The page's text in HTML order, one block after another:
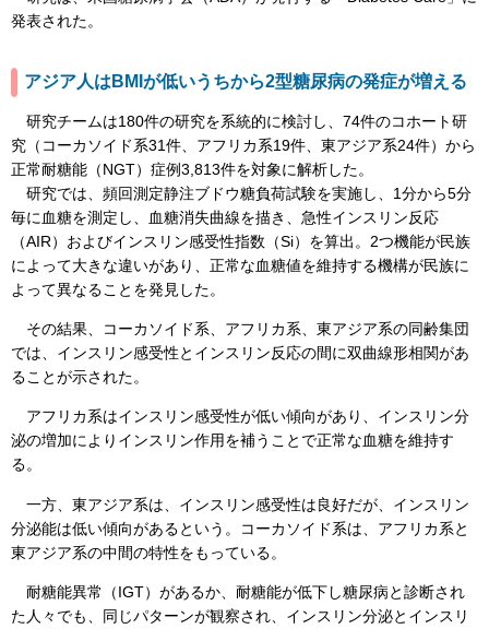
発表された。
アジア人はBMIが低いうちから2型糖尿病の発症が増える
研究チームは180件の研究を系統的に検討し、74件のコホート研
究（コーカソイド系31件、アフリカ系19件、東アジア系24件）から
正常耐糖能（NGT）症例3,813件を対象に解析した。
研究では、頻回測定静注ブドウ糖負荷試験を実施し、1分から5分
毎に血糖を測定し、血糖消失曲線を描き、急性インスリン反応
（AIR）およびインスリン感受性指数（Si）を算出。2つ機能が民族
によって大きな違いがあり、正常な血糖値を維持する機構が民族に
よって異なることを発見した。
その結果、コーカソイド系、アフリカ系、東アジア系の同齢集団
では、インスリン感受性とインスリン反応の間に双曲線形相関があ
ることが示された。
アフリカ系はインスリン感受性が低い傾向があり、インスリン分
泌の増加によりインスリン作用を補うことで正常な血糖を維持す
る。
一方、東アジア系は、インスリン感受性は良好だが、インスリン
分泌能は低い傾向があるという。コーカソイド系は、アフリカ系と
東アジア系の中間の特性をもっている。
耐糖能異常（IGT）があるか、耐糖能が低下し糖尿病と診断され
た人々でも、同じパターンが観察され、インスリン分泌とインスリ